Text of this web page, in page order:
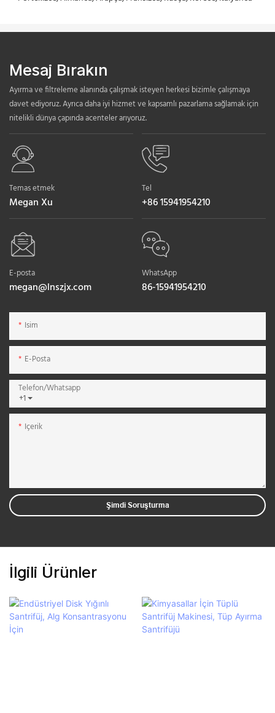
Mesaj Bırakın
Ayırma ve filtreleme alanında çalışmak isteyen herkesi bizimle çalışmaya
davet ediyoruz. Ayrıca daha iyi hizmet ve kapsamlı pazarlama sağlamak için
nitelikli dünya çapında acenteler arıyoruz.
Temas etmek
Megan Xu
Tel
+86 15941954210
E-posta
megan@lnszjx.com
WhatsApp
86-15941954210
Isim
E-Posta
+1
Telefon/whatsapp
Içerik
Şimdi Soruşturma
İlgili Ürünler